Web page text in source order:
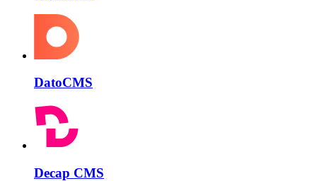
DatoCMS
Decap CMS